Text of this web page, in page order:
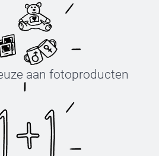
aan fotoproducten